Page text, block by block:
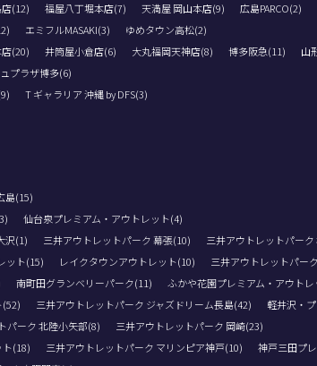
(12) 福屋八丁堀本店(7) 天満屋 岡山本店(9) 広島PARCO(2)
エミフルMASAKI(3)
ゆめタウン高松(2)
(20) 井筒屋小倉店(6) 大丸福岡天神店(8) 博多阪急(11) 山
プラザ博多(6)
T ギャラリア 沖縄 by DFS(3)
島(15)
仙台泉プレミアム・アウトレット(4)
沢(1) 三井アウトレットパーク 幕張(10) 三井アウトレットパー
ット(15) レイクタウンアウトレット(10) 三井アウトレットパー
南町田グランベリーパーク(11) ふかや花園プレミアム・アウトレ
三井アウトレットパーク ジャズドリーム長島(42) 軽井沢・
パーク 北陸小矢部(8)
三井アウトレットパーク 岡崎(23)
ト(18) 三井アウトレットパーク マリンピア神戸(10) 神戸三田プ